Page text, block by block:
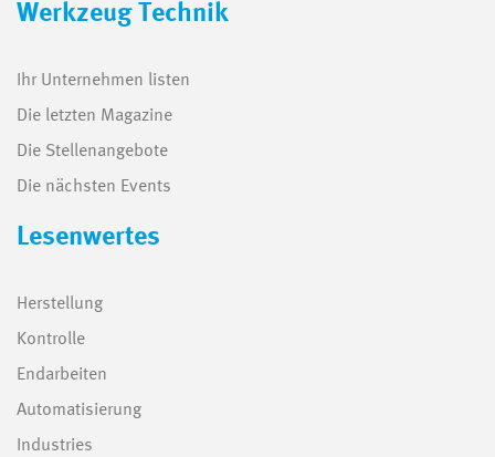
Werkzeug Technik
Ihr Unternehmen listen
Die letzten Magazine
Die Stellenangebote
Die nächsten Events
Lesenwertes
Herstellung
Kontrolle
Endarbeiten
Automatisierung
Industries